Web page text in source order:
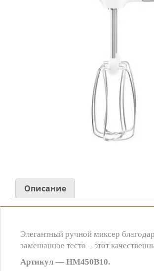
Описание
Элегантный ручной миксер
замешанное тесто – этот
Артикул — HM450B10.